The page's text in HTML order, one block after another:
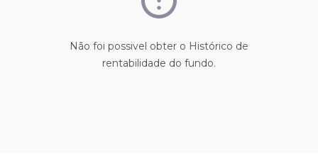
Não foi possivel obter o Histórico de
rentabilidade do fundo.